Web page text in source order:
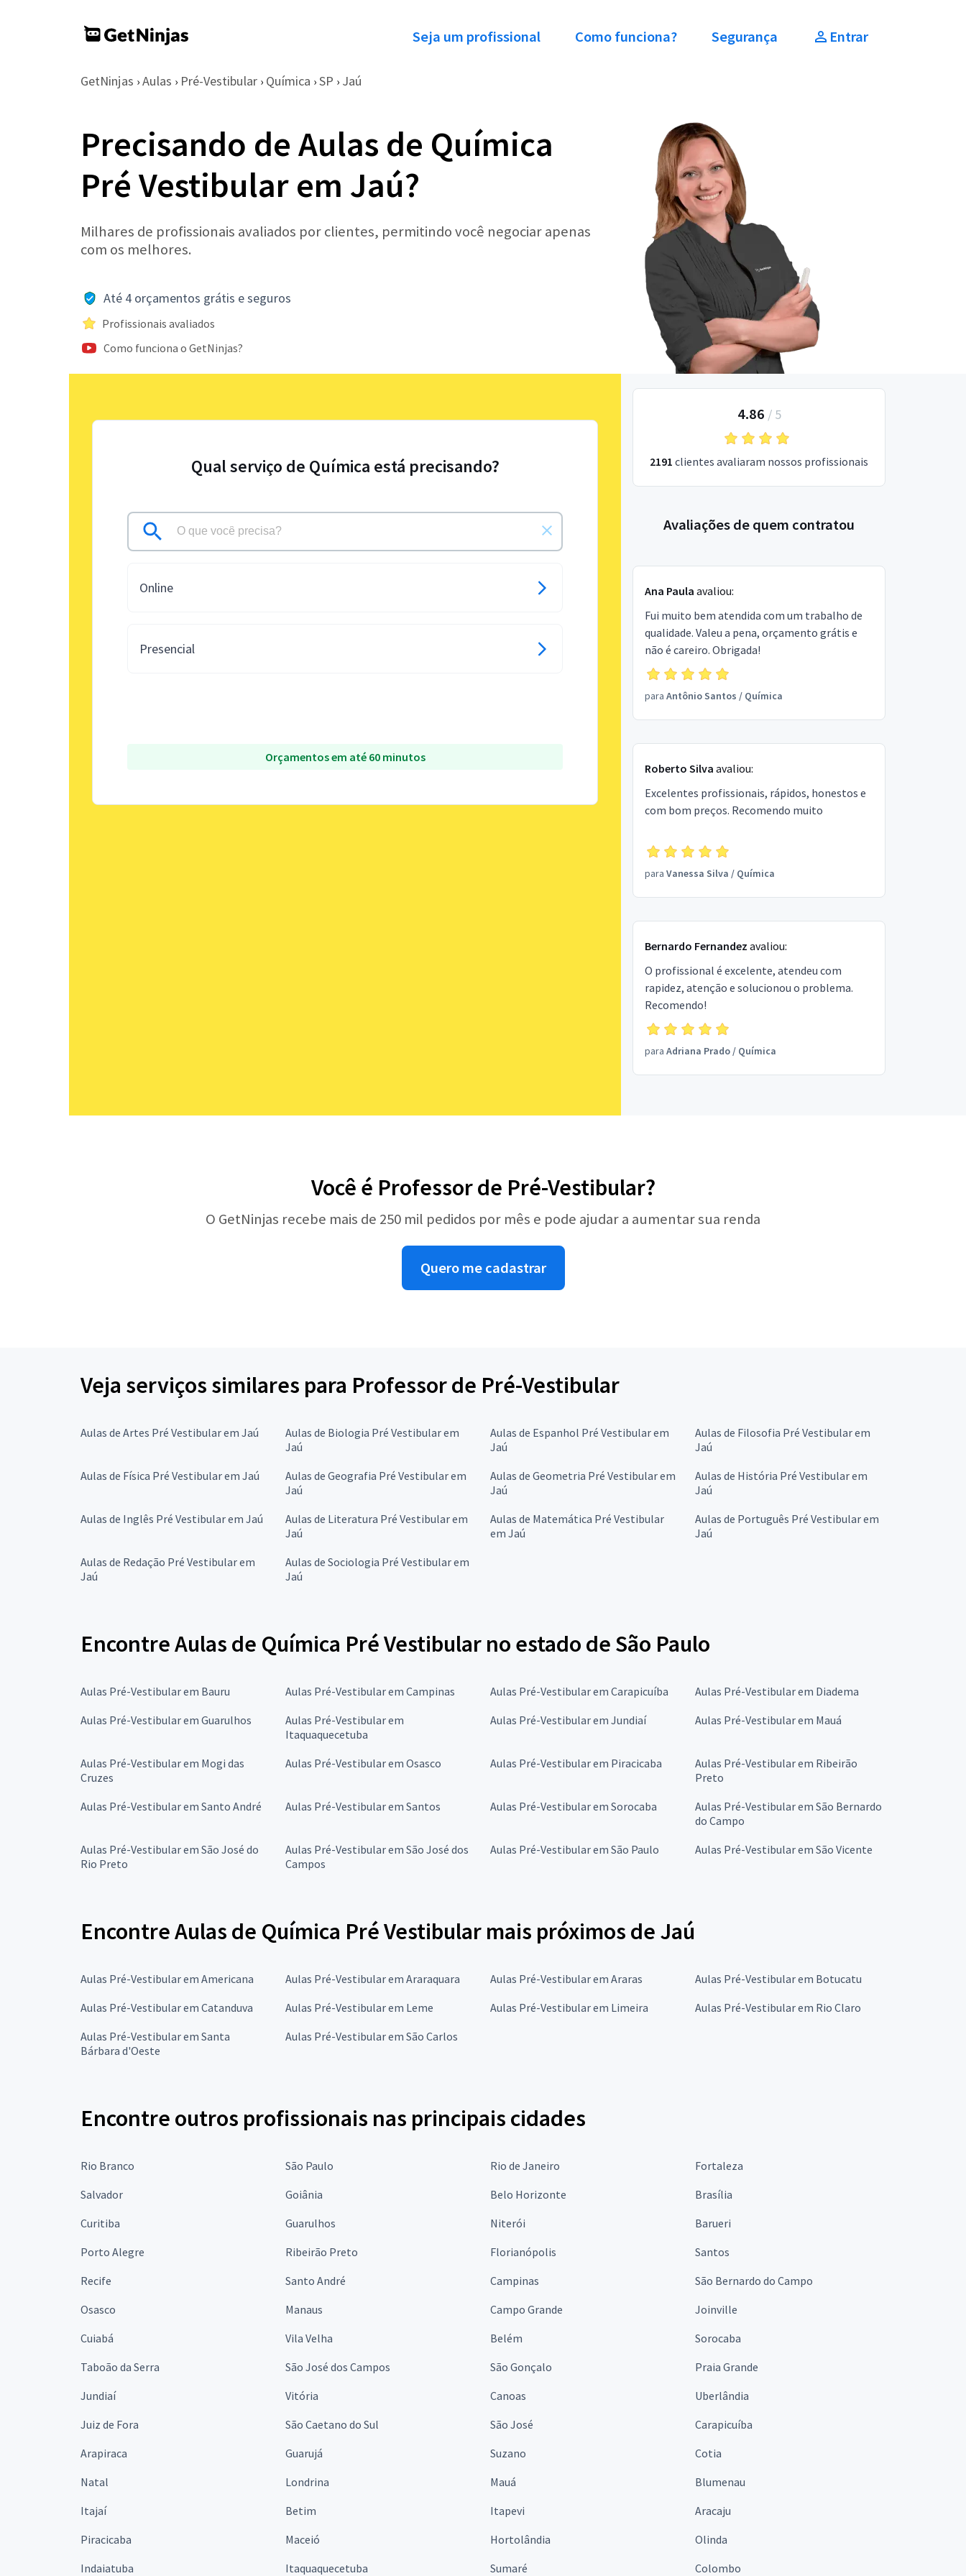
Seja um profissional Como funciona? Segurança Entrar
GetNinjas › Aulas › Pré-Vestibular › Química › SP › Jaú
Precisando de Aulas de Química
Pré Vestibular em Jaú?
Milhares de profissionais avaliados por clientes, permitindo você negociar apenas
com os melhores.
Até 4 orçamentos grátis e seguros
Profissionais avaliados
Como funciona o GetNinjas?
Qual serviço de Química está precisando?
Online
Presencial
Orçamentos em até 60 minutos
4.86 / 5
2191 clientes avaliaram nossos profissionais
Avaliações de quem contratou
Ana Paula avaliou:
Fui muito bem atendida com um trabalho de
qualidade. Valeu a pena, orçamento grátis e
não é careiro. Obrigada!
para Antônio Santos / Química
Roberto Silva avaliou:
Excelentes profissionais, rápidos, honestos e
com bom preços. Recomendo muito
para Vanessa Silva / Química
Bernardo Fernandez avaliou:
O profissional é excelente, atendeu com
rapidez, atenção e solucionou o problema.
Recomendo!
para Adriana Prado/ Química
Você é Professor de Pré-Vestibular?
O GetNinjas recebe mais de 250 mil pedidos por mês e pode ajudar a aumentar sua renda
Quero me cadastrar
Veja serviços similares para Professor de Pré-Vestibular
Aulas de Artes Pré Vestibular em Jaú
Aulas de Biologia Pré Vestibular em
Jaú
Aulas de Espanhol Pré Vestibular em
Jaú
Aulas de Filosofia Pré Vestibular em
Jaú
Aulas de Física Pré Vestibular em Jaú
Aulas de Geografia Pré Vestibular em
Jaú
Aulas de Geometria Pré Vestibular em
Jaú
Aulas de História Pré Vestibular em
Jaú
Aulas de Inglês Pré Vestibular em Jaú
Aulas de Literatura Pré Vestibular em
Jaú
Aulas de Matemática Pré Vestibular
em Jaú
Aulas de Português Pré Vestibular em
Jaú
Aulas de Redação Pré Vestibular em
Jaú
Aulas de Sociologia Pré Vestibular em
Jaú
Encontre Aulas de Química Pré Vestibular no estado de São Paulo
Aulas Pré-Vestibular em Bauru Aulas Pré-Vestibular em Campinas Aulas Pré-Vestibular em Carapicuíba
Aulas Pré-Vestibular em Diadema
Aulas Pré-Vestibular em Guarulhos
Aulas Pré-Vestibular em
Itaquaquecetuba
Aulas Pré-Vestibular em Jundiaí Aulas Pré-Vestibular em Mauá
Aulas Pré-Vestibular em Mogi das
Cruzes
Aulas Pré-Vestibular em Osasco Aulas Pré-Vestibular em Piracicaba
Aulas Pré-Vestibular em Ribeirão
Preto
Aulas Pré-Vestibular em Santo André
Aulas Pré-Vestibular em Santos Aulas Pré-Vestibular em Sorocaba
Aulas Pré-Vestibular em São Bernardo
do Campo
Aulas Pré-Vestibular em São José do
Rio Preto
Aulas Pré-Vestibular em São José dos
Campos
Aulas Pré-Vestibular em São Paulo Aulas Pré-Vestibular em São Vicente
Encontre Aulas de Química Pré Vestibular mais próximos de Jaú
Aulas Pré-Vestibular em Americana Aulas Pré-Vestibular em Araraquara Aulas Pré-Vestibular em Araras
Aulas Pré-Vestibular em Botucatu
Aulas Pré-Vestibular em Catanduva
Aulas Pré-Vestibular em Leme Aulas Pré-Vestibular em Limeira
Aulas Pré-Vestibular em Rio Claro
Aulas Pré-Vestibular em Santa
Bárbara d'Oeste
Aulas Pré-Vestibular em São Carlos
Encontre outros profissionais nas principais cidades
Rio Branco São Paulo Rio de Janeiro
Fortaleza
Salvador
Goiânia Belo Horizonte
Brasília
Curitiba
Guarulhos Niterói
Barueri
Porto Alegre
Ribeirão Preto Florianópolis
Santos
Recife
Santo André Campinas
São Bernardo do Campo
Osasco
Manaus Campo Grande
Joinville
Cuiabá
Vila Velha Belém
Sorocaba
Taboão da Serra
São José dos Campos São Gonçalo
Praia Grande
Jundiaí
Vitória Canoas
Uberlândia
Juiz de Fora
São Caetano do Sul São José
Carapicuíba
Arapiraca
Guarujá Suzano
Cotia
Natal
Londrina Mauá
Blumenau
Itajaí
Betim Itapevi
Aracaju
Piracicaba
Maceió Hortolândia
Olinda
Indaiatuba
Itaquaquecetuba Sumaré Colombo